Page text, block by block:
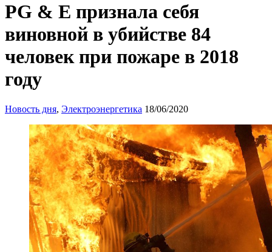
PG & E признала себя
виновной в убийстве 84
человек при пожаре в 2018
году
Новость дня, Электроэнергетика 18/06/2020